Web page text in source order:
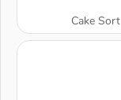
Cake Sort